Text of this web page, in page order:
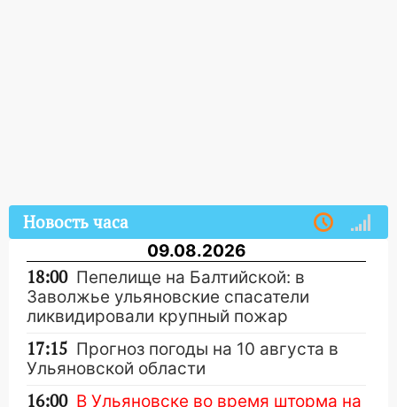
Новость часа
09.08.2026
18:00 Пепелище на Балтийской: в
Заволжье ульяновские спасатели
ликвидировали крупный пожар
17:15 Прогноз погоды на 10 августа в
Ульяновской области
16:00 В Ульяновске во время шторма на